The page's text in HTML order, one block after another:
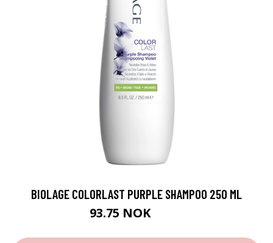
BIOLAGE COLORLAST PURPLE SHAMPOO 250 ML
93.75 NOK